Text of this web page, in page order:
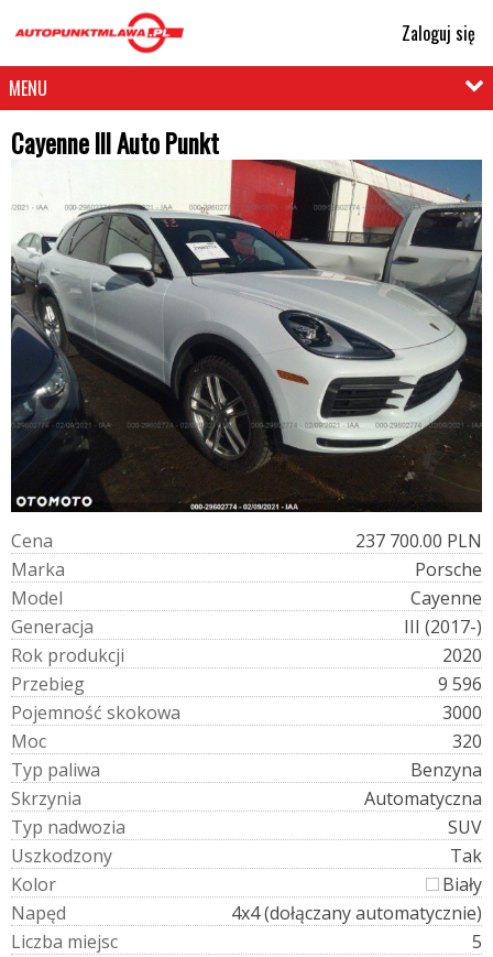
Zaloguj się
MENU
Cayenne lll Auto Punkt
Cena
237 700.00 PLN
Marka
Porsche
Model
Cayenne
Generacja
III (2017-)
Rok produkcji
2020
Przebieg
9 596
Pojemność skokowa
3000
Moc
320
Typ paliwa
Benzyna
Skrzynia
Automatyczna
Typ nadwozia
SUV
Uszkodzony
Tak
Kolor
Biały
Napęd
4x4 (dołączany automatycznie)
Liczba miejsc
5